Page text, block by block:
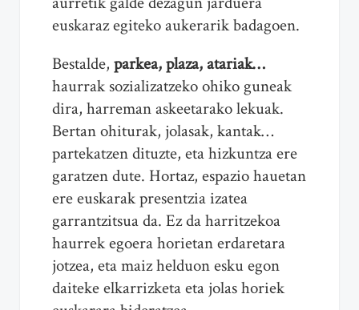
euskaraz egiteko aukerarik badagoen.
Bestalde, parkea, plaza, atariak…
haurrak sozializatzeko ohiko guneak
dira, harreman askeetarako lekuak.
Bertan ohiturak, jolasak, kantak…
partekatzen dituzte, eta hizkuntza ere
garatzen dute. Hortaz, espazio hauetan
ere euskarak presentzia izatea
garrantzitsua da. Ez da harritzekoa
haurrek egoera horietan erdaretara
jotzea, eta maiz helduon esku egon
daiteke elkarrizketa eta jolas horiek